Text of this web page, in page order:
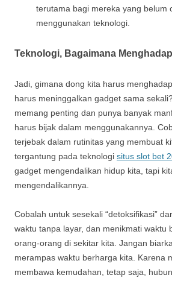
terutama bagi mereka yang belum
menggunakan teknologi.
Teknologi, Bagaimana
Jadi, gimana dong kita harus
harus meninggalkan gadget sama
memang penting dan punya banyak
harus bijak dalam menggunakannya.
terjebak dalam rutinitas yang membuat
tergantung pada teknologi situs slot bet
gadget mengendalikan hidup kita, tapi
mengendalikannya.
Cobalah untuk sesekali “detoksifikasi”
waktu tanpa layar, dan menikmati waktu
orang-orang di sekitar kita. Jangan
merampas waktu berharga kita. Karena
membawa kemudahan, tetap saja,